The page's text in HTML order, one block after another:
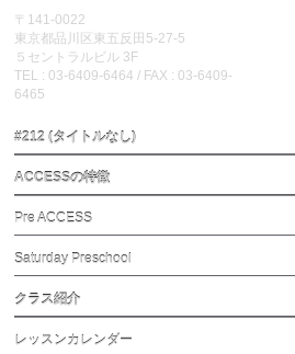
〒141-0022
東京都品川区東五反田5-27-5
５セントラルビル 3F
TEL : 03-6409-6464 / FAX : 03-6409-
6465
#212 (タイトルなし)
ACCESSの特徴
Pre ACCESS
Saturday Preschool
クラス紹介
レッスンカレンダー